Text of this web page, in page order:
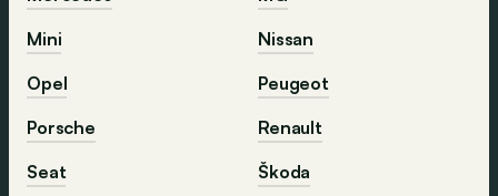
Mini
Nissan
Opel
Peugeot
Porsche
Renault
Seat
Škoda